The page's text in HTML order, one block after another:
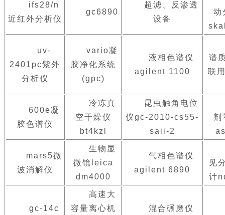
ifs28/n
近红外分析仪
gc6890
超滤、反渗透
设备
动
uv-
2401pc紫外
分析仪
vario凝
胶净化系统
(gpc)
液相色谱仪
agilent 1100
谱
联
600e凝
胶色谱仪
冷冻真
空干燥仪
bt4kzl
昆虫触角电位
仪gc-2010-cs55-
saii-2
剂
mars5微
波消解仪
生物显
微镜leica
dm4000
气相色谱仪
agilent 6890
见
计
gc-14c
高速大
容量离心机
混合碾磨仪